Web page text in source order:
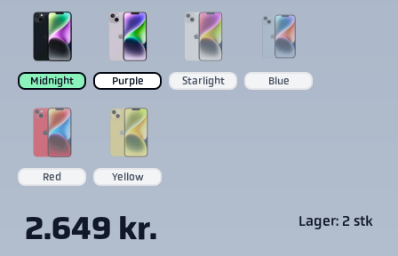
Midnight Purple Starlight Blue
Red Yellow
2.649 kr. Lager: 2 stk